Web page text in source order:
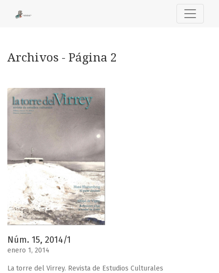
Archivos - Página 2
Núm. 15, 2014/1
enero 1, 2014
La torre del Virrey. Revista de Estudios Culturales